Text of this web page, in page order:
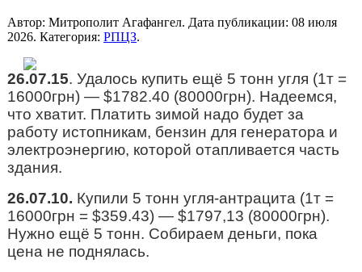
Автор: Митрополит Агафангел. Дата публикации: 08 июля
2026. Категория: РПЦЗ.
26.07.15. Удалось купить ещё 5 тонн угля (1т =
16000грн) — $1782.40 (80000грн). Надеемся,
что хватит. Платить зимой надо будет за
работу истопникам, бензин для генератора и
электроэнергию, которой отапливается часть
здания.
26.07.10. Купили 5 тонн угля-антрацита (1т =
16000грн = $359.43) — $1797,13 (80000грн).
Нужно ещё 5 тонн. Собираем деньги, пока
цена не поднялась.